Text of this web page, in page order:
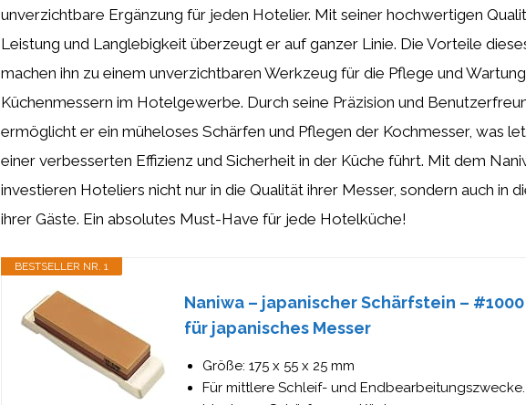
unverzichtbare Ergänzung für jeden Hotelier. Mit seiner hochwertigen
Leistung und Langlebigkeit überzeugt er auf ganzer Linie. Die Vorteile
machen ihn zu einem unverzichtbaren Werkzeug für die Pflege und
Küchenmessern im Hotelgewerbe. Durch seine Präzision und
ermöglicht er ein müheloses Schärfen und Pflegen der Kochmesser, was
einer verbesserten Effizienz und Sicherheit in der Küche führt. Mit dem
investieren Hoteliers nicht nur in die Qualität ihrer Messer, sondern auch in
ihrer Gäste. Ein absolutes Must-Have für jede Hotelküche!
BESTSELLER NR. 1
Naniwa – japanischer Schärfstein –
für japanisches Messer
Größe: 175 x 55 x 25 mm
Für mittlere Schleif- und Endbearbeitungszwecke.